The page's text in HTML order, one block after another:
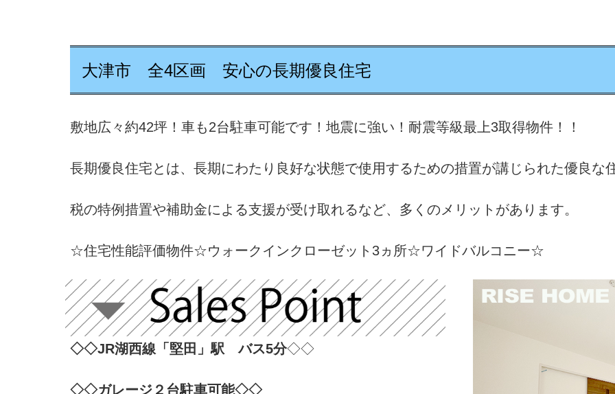
大津市 全4区画 安心の長期優良住宅
敷地広々約42坪！車も2台駐車可能です！地震に強い！耐震等級最上3取得物件！！
長期優良住宅とは、長期にわたり良好な状態で使用するための措置が講じられた優良な
税の特例措置や補助金による支援が受け取れるなど、多くのメリットがあります。
☆住宅性能評価物件☆ウォークインクローゼット3ヵ所☆ワイドバルコニー☆
◇◇JR湖西線「堅田」駅 バス5分◇◇
◇◇ガレージ２台駐車可能◇◇